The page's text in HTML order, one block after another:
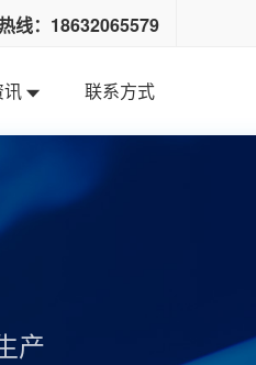
线：18632065579
讯 联系方式
产